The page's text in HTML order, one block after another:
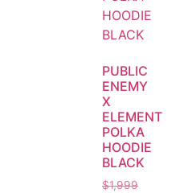
PUBLIC
ENEMY
X
ELEMENT
POLKA
HOODIE
BLACK
$1,999